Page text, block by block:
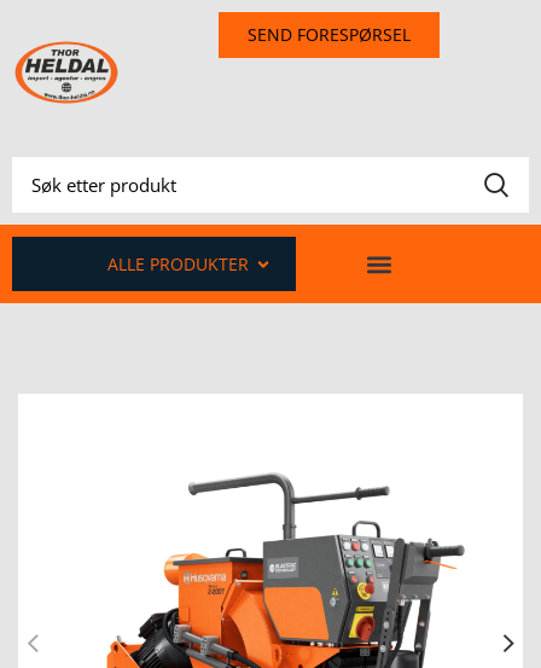
SEND FORESPØRSEL
ALLE PRODUKTER